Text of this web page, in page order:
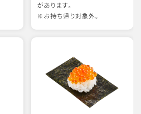
があります。
※お持ち帰り対象外。